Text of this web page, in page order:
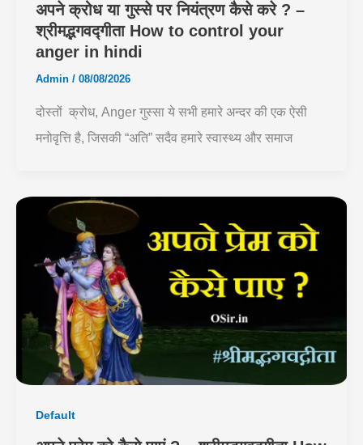
अपने क्रोध या गुस्से पर नियंत्रण कैसे करे ? –
श्रीमद्भगवद्गीता How to control your
anger in hindi
Admin / 08/08/2026
दोस्तों क्रोध, Anger गुस्सा ये सभी हमारे अन्दर की एक ऐसी
मनोवृत्ति है, जिसकी “अति” सदैव हमारे स्वास्थ्य और समाज
Default